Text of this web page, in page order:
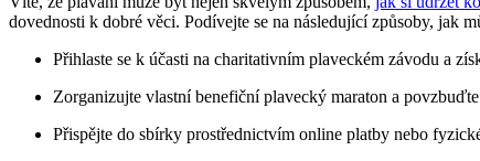
dovednosti k dobré věci. Podívejte se na následující způsoby, jak
Přihlaste se k účasti na charitativním plaveckém závodu a
Zorganizujte vlastní benefiční plavecký maraton a
Přispějte do sbírky prostřednictvím online platby nebo